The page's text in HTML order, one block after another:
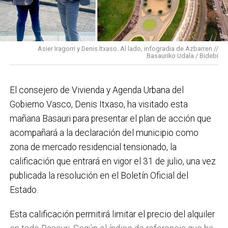
En cuanto a nuestras áreas, estos tres años han dado
para mucho. En Medio Ambiente destacaría el
impulso para la creación de huertos urbanos,la
elaboración del Plan General de Actuación Energética,
el Plan de Acción contra el Ruido y la instalación de
régimen de autoconsumo, que hacen de Basauri un
municipio más sostenible y preparado para el futuro.
En ese sentido, estamos trabajando en acciones de
clima y energía, entre las que destacan el diseño de
una red de refugios climáticos, junto con un Plan de
Actuación ante Episodios de Altas Temperaturas,
como las que recientemente hemos sufrido.
proyecto de lanueva haurreskola que se construirá en
Asier Iragorri y Denis Itxaso. Al lado, infogradia de Azbarren //
Basauriko Udala / Bidebi
El consejero de Vivienda y Agenda Urbana del
Gobierno Vasco, Denis Itxaso, ha visitado esta
mañana Basauri para presentar el plan de acción que
acompañará a la declaración del municipio como
zona de mercado residencial tensionado, la
calificación que entrará en vigor el 31 de julio, una vez
publicada la resolución en el Boletín Oficial del
Estado.
Esta calificación permitirá limitar el precio del alquiler